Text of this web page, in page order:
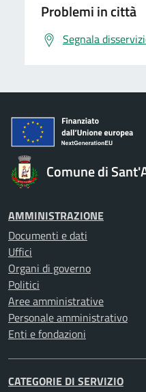
Problemi in città
Segnala
Comune di
AMMINISTRAZIONE
Documenti e dati
Uffici
Organi di governo
Politici
Aree amministrative
Personale amministrativo
Enti e fondazioni
CATEGORIE DI SERVIZIO